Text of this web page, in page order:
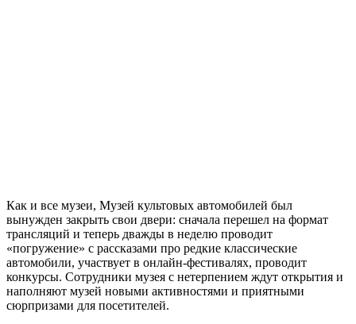
Как и все музеи, Музей культовых автомобилей был
вынужден закрыть свои двери: сначала перешел на формат
трансляций и теперь дважды в неделю проводит
«погружение» с рассказами про редкие классические
автомобили, участвует в онлайн-фестивалях, проводит
конкурсы. Сотрудники музея с нетерпением ждут открытия и
наполняют музей новыми активностями и приятными
сюрпризами для посетителей.